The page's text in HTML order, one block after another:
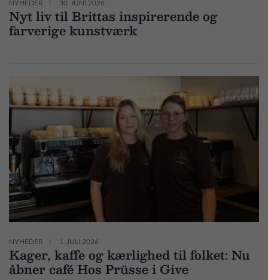
NYHEDER 30. JUNI 2026
Nyt liv til Brittas inspirerende og
farverige kunstværk
NYHEDER 1. JULI 2026
Kager, kaffe og kærlighed til folket: Nu
åbner café Hos Prüsse i Give